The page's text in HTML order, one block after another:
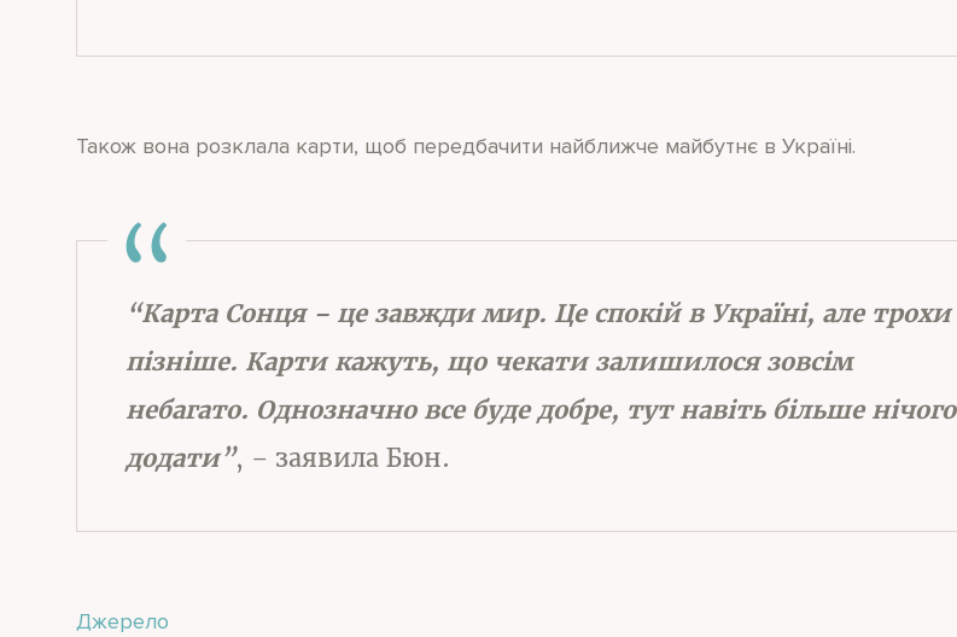
Також вона розклала карти, щоб передбачити найближче майбутнє в Україні.
“Карта Сонця – це завжди мир. Це спокій в Україні, але трохи
пізніше. Карти кажуть, що чекати залишилося зовсім
небагато. Однозначно все буде добре, тут навіть більше нічого
додати”, – заявила Бюн.
Джерело